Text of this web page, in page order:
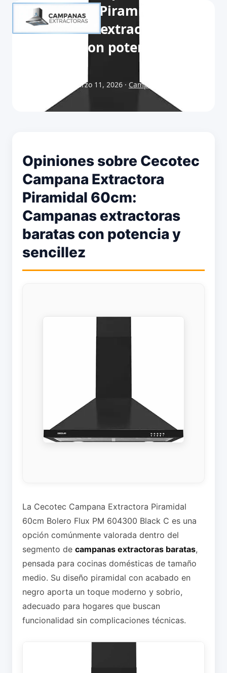
Extractora Piramidal 60cm:
Campanas extractoras
baratas con potencia y
Publicado el marzo 11, 2026 · Campanas extractoras
Opiniones sobre Cecotec
Campana Extractora
Piramidal 60cm:
Campanas extractoras
baratas con potencia y
sencillez
La Cecotec Campana Extractora Piramidal
60cm Bolero Flux PM 604300 Black C es una
opción comúnmente valorada dentro del
segmento de campanas extractoras baratas,
pensada para cocinas domésticas de tamaño
medio. Su diseño piramidal con acabado en
negro aporta un toque moderno y sobrio,
adecuado para hogares que buscan
funcionalidad sin complicaciones técnicas.